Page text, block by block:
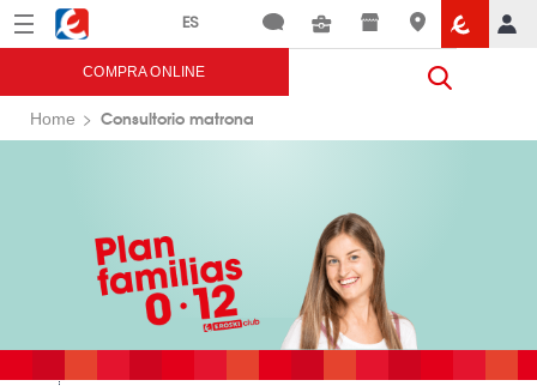
Menú Eroski
COMPRA ONLINE
Home Consultorio matrona